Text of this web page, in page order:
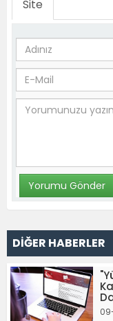
Site
DİĞER HABERLER